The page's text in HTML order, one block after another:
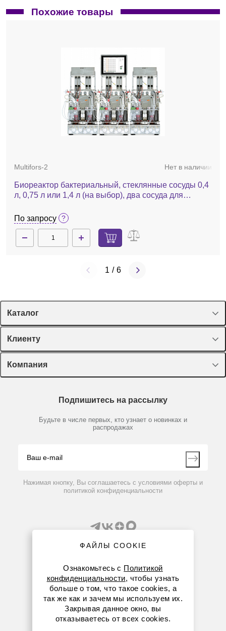
Похожие товары
Multifors-2 Нет в наличии
Биореактор бактериальный, стеклянные сосуды 0,4
л, 0,75 л или 1,4 л (на выбор), два сосуда для
параметров, Multifors 2
По запросу
1 / 6
Каталог
Спецпредложения
Оборудование, приборы
Пластик, стекло, принадлежности
Химические реактивы, препараты, наборы
Производители
Клиенту
Лекторий Диаэм
Доставка и оплата
Мобильное приложение
Компания
Партнеры
Контакты
Подпишитесь на рассылку
Будьте в числе первых, кто узнает о новинках и
распродажах
Нажимая кнопку, Вы соглашаетесь с условиями оферты и
политикой конфиденциальности
8 (800) 234-05-08
+7 (843) 210-20-80
kazan@dia-m.ru
ФАЙЛЫ COOKIE
Ознакомьтесь с Политикой
конфиденциальности, чтобы узнать
больше о том, что такое cookies, а
так же как и зачем мы используем их.
Закрывая данное окно, вы
отказываетесь от всех cookies.